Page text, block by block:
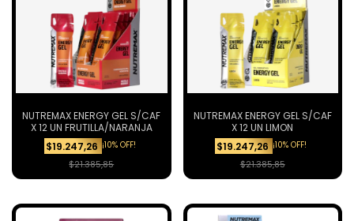
NUTREMAX ENERGY GEL S/CAF
X 12 UN FRUTILLA/NARANJA
$19.247,26¡10% OFF!
$21.385,85
NUTREMAX ENERGY GEL S/CAF
X 12 UN LIMON
$19.247,26¡10% OFF!
$21.385,85